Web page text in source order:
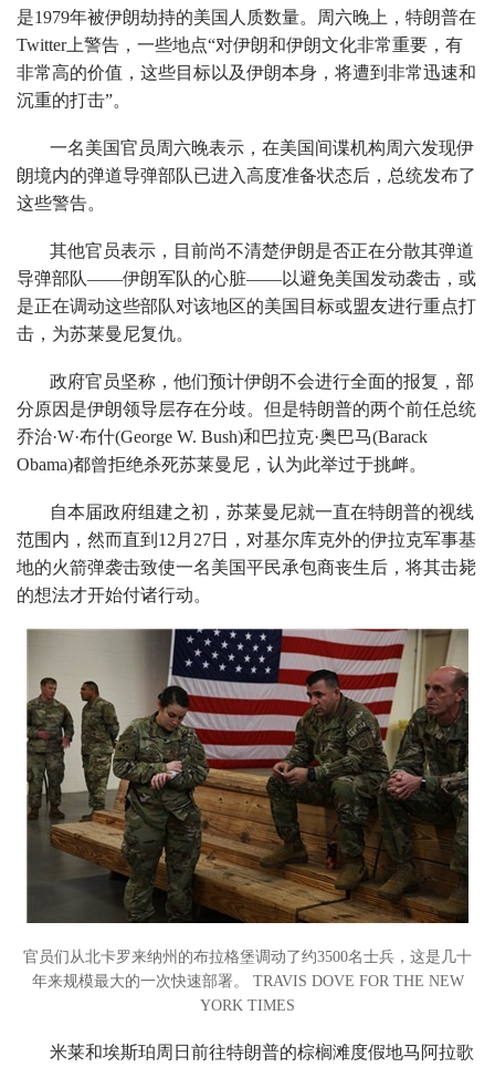
是1979年被伊朗劫持的美国人质数量。周六晚上，特朗普在
Twitter上警告，一些地点“对伊朗和伊朗文化非常重要，有
非常高的价值，这些目标以及伊朗本身，将遭到非常迅速和
沉重的打击”。
一名美国官员周六晚表示，在美国间谍机构周六发现伊
朗境内的弹道导弹部队已进入高度准备状态后，总统发布了
这些警告。
其他官员表示，目前尚不清楚伊朗是否正在分散其弹道
导弹部队——伊朗军队的心脏——以避免美国发动袭击，或
是正在调动这些部队对该地区的美国目标或盟友进行重点打
击，为苏莱曼尼复仇。
政府官员坚称，他们预计伊朗不会进行全面的报复，部
分原因是伊朗领导层存在分歧。但是特朗普的两个前任总统
乔治·W·布什(George W. Bush)和巴拉克·奥巴马(Barack
Obama)都曾拒绝杀死苏莱曼尼，认为此举过于挑衅。
自本届政府组建之初，苏莱曼尼就一直在特朗普的视线
范围内，然而直到12月27日，对基尔库克外的伊拉克军事基
地的火箭弹袭击致使一名美国平民承包商丧生后，将其击毙
的想法才开始付诸行动。
官员们从北卡罗来纳州的布拉格堡调动了约3500名士兵，这是几十
年来规模最大的一次快速部署。 TRAVIS DOVE FOR THE NEW
YORK TIMES
米莱和埃斯珀周日前往特朗普的棕榈滩度假地马阿拉歌